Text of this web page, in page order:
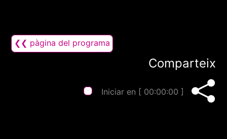
❮❮ pàgina del programa
Comparteix
Iniciar en [ 00:00:00 ]